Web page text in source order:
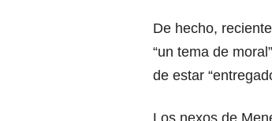
De hecho,
“un tema de
de estar
Los nexos de